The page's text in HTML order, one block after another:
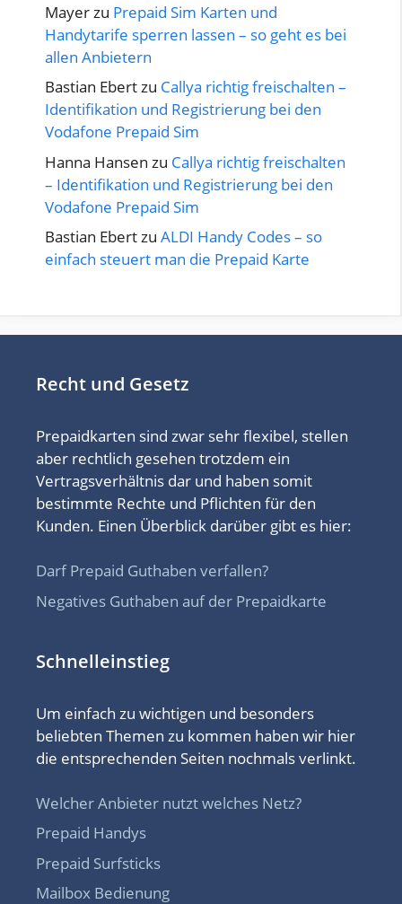
Mayer zu Prepaid Sim Karten und
Handytarife sperren lassen – so geht es bei
allen Anbietern
Bastian Ebertzu Callya richtig freischalten –
Identifikation und Registrierung bei den
Vodafone Prepaid Sim
Hanna Hansen zu Callya richtig freischalten
– Identifikation und Registrierung bei den
Vodafone Prepaid Sim
Bastian Ebertzu ALDI Handy Codes – so
einfach steuert man die Prepaid Karte
Recht und Gesetz
Prepaidkarten sind zwar sehr flexibel, stellen
aber rechtlich gesehen trotzdem ein
Vertragsverhältnis dar und haben somit
bestimmte Rechte und Pflichten für den
Kunden. Einen Überblick darüber gibt es hier:
Darf Prepaid Guthaben verfallen?
Negatives Guthaben auf der Prepaidkarte
Schnelleinstieg
Um einfach zu wichtigen und besonders
beliebten Themen zu kommen haben wir hier
die entsprechenden Seiten nochmals verlinkt.
Welcher Anbieter nutzt welches Netz?
Prepaid Handys
Prepaid Surfsticks
Mailbox Bedienung